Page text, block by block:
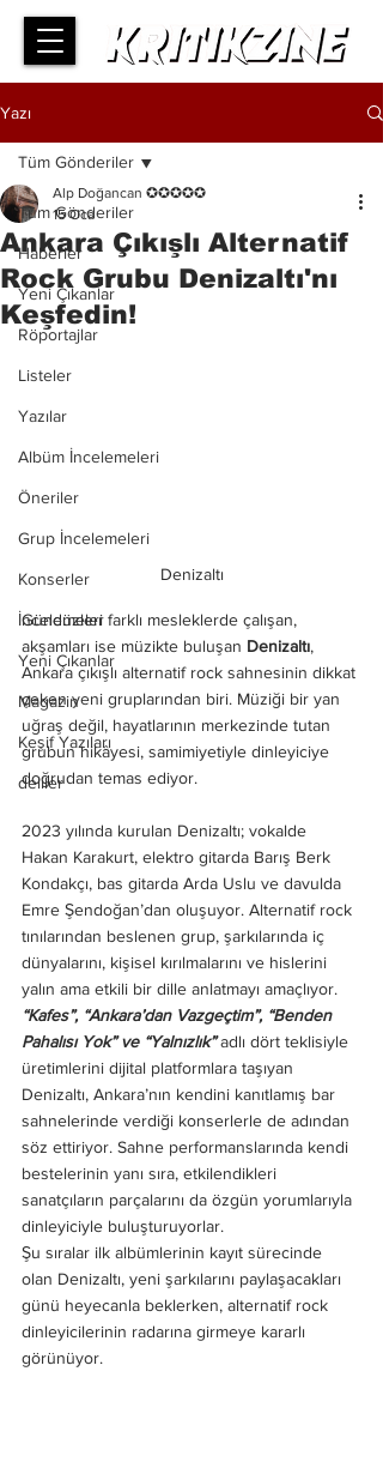
Yazı
Tüm Gönderiler
Haberler
Yeni Çıkanlar
Röportajlar
Listeler
Yazılar
Albüm İncelemeleri
Öneriler
Grup İncelemeleri
Konserler
İncelemeler
Yeni Çıkanlar
Magazin
Keşif Yazıları
deliler
Tüm Gönderiler
Ankara Çıkışlı Alternatif
Rock Grubu Denizaltı'nı
Keşfedin!
Alp Doğancan ✪✪✪✪✪
15 Oca
Denizaltı
Gündüzleri farklı mesleklerde çalışan,
akşamları ise müzikte buluşan Denizaltı,
Ankara çıkışlı alternatif rock sahnesinin dikkat
çeken yeni gruplarından biri. Müziği bir yan
uğraş değil, hayatlarının merkezinde tutan
grubun hikâyesi, samimiyetiyle dinleyiciye
doğrudan temas ediyor.
2023 yılında kurulan Denizaltı; vokalde
Hakan Karakurt, elektro gitarda Barış Berk
Kondakçı, bas gitarda Arda Uslu ve davulda
Emre Şendoğan’dan oluşuyor. Alternatif rock
tınılarından beslenen grup, şarkılarında iç
dünyalarını, kişisel kırılmalarını ve hislerini
yalın ama etkili bir dille anlatmayı amaçlıyor.
“Kafes”, “Ankara’dan Vazgeçtim”, “Benden
Pahalısı Yok” ve “Yalnızlık” adlı dört teklisiyle
üretimlerini dijital platformlara taşıyan
Denizaltı, Ankara’nın kendini kanıtlamış bar
sahnelerinde verdiği konserlerle de adından
söz ettiriyor. Sahne performanslarında kendi
bestelerinin yanı sıra, etkilendikleri
sanatçıların parçalarını da özgün yorumlarıyla
dinleyiciyle buluşturuyorlar.
Şu sıralar ilk albümlerinin kayıt sürecinde
olan Denizaltı, yeni şarkılarını paylaşacakları
günü heyecanla beklerken, alternatif rock
dinleyicilerinin radarına girmeye kararlı
görünüyor.